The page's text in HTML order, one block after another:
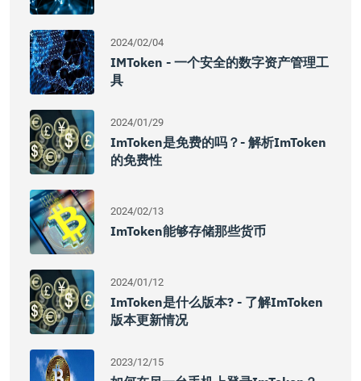
2024/02/04
IMToken - 一个安全的数字资产管理工
具
2024/01/29
ImToken是免费的吗？- 解析imToken
的免费性
2024/02/13
ImToken能够存储那些货币
2024/01/12
ImToken是什么版本? - 了解imToken
版本更新情况
2023/12/15